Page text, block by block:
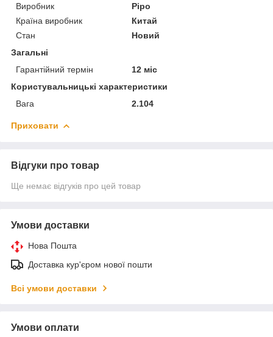
Виробник
Pipo
Країна виробник
Китай
Стан
Новий
Загальні
Гарантійний термін
12 міс
Користувальницькі характеристики
Вага
2.104
Приховати
Відгуки про товар
Ще немає відгуків про цей товар
Умови доставки
Нова Пошта
Доставка кур'єром нової пошти
Всі умови доставки
Умови оплати